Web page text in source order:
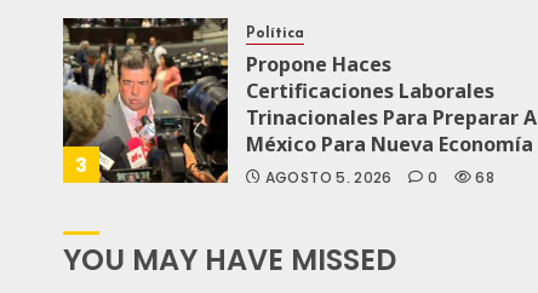
3
Política
Propone Haces
Certificaciones Laborales
Trinacionales Para Preparar A
México Para Nueva Economía
AGOSTO 5, 2026 0 68
YOU MAY HAVE MISSED